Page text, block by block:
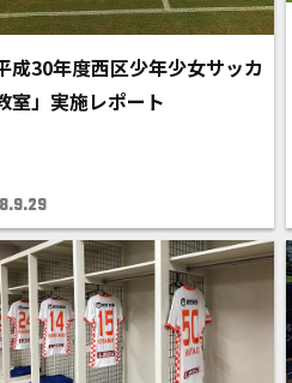
成30年度西区少年少女サッカ
室」実施レポート